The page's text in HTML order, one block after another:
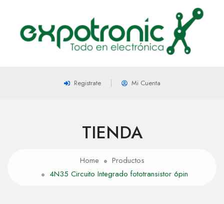
Registrate Mi Cuenta
TIENDA
Home
Productos
4N35 Circuito Integrado fototransistor 6pin